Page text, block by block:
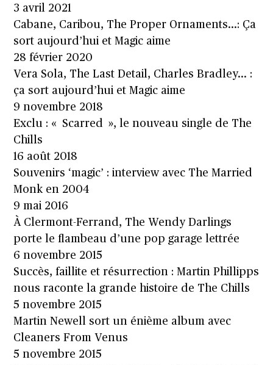
3 avril 2021
Cabane, Caribou, The Proper Ornaments…: Ça
sort aujourd’hui et Magic aime
28 février 2020
Vera Sola, The Last Detail, Charles Bradley… :
ça sort aujourd’hui et Magic aime
9 novembre 2018
Exclu : « Scarred », le nouveau single de The
Chills
16 août 2018
Souvenirs ‘magic’ : interview avec The Married
Monk en 2004
9 mai 2016
À Clermont-Ferrand, The Wendy Darlings
porte le flambeau d’une pop garage lettrée
6 novembre 2015
Succès, faillite et résurrection : Martin Phillipps
nous raconte la grande histoire de The Chills
5 novembre 2015
Martin Newell sort un énième album avec
Cleaners From Venus
5 novembre 2015